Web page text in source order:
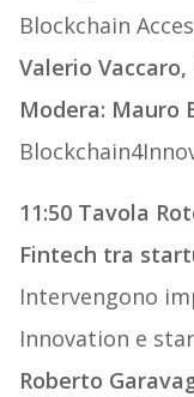
Blockchain
Valerio Vaccaro,
Modera: Mauro
11:50 Tavola
Fintech tra
Intervengono
Innovation e
Roberto